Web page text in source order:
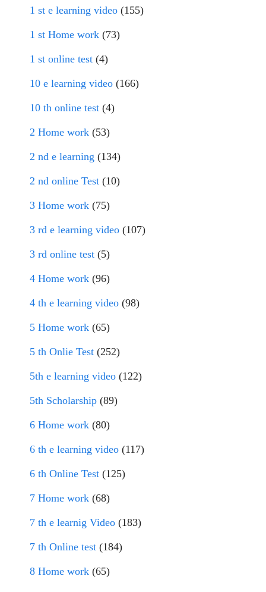
1 st e learning video (155)
1 st Home work (73)
1 st online test (4)
10 e learning video (166)
10 th online test (4)
2 Home work (53)
2 nd e learning (134)
2 nd online Test (10)
3 Home work (75)
3 rd e learning video (107)
3 rd online test (5)
4 Home work (96)
4 th e learning video (98)
5 Home work (65)
5 th Onlie Test (252)
5th e learning video (122)
5th Scholarship (89)
6 Home work (80)
6 th e learning video (117)
6 th Online Test (125)
7 Home work (68)
7 th e learnig Video (183)
7 th Online test (184)
8 Home work (65)